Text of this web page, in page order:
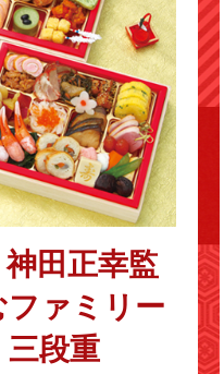
田正幸監
ァミリー
三段重